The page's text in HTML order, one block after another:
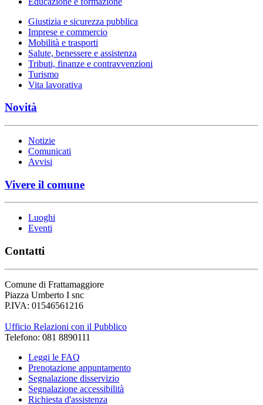
Giustizia e sicurezza pubblica
Imprese e commercio
Mobilità e trasporti
Salute, benessere e assistenza
Tributi, finanze e contravvenzioni
Turismo
Vita lavorativa
Novità
Notizie
Comunicati
Avvisi
Vivere il comune
Luoghi
Eventi
Contatti
Comune di Frattamaggiore
Piazza Umberto I snc
P.IVA: 01546561216
Ufficio Relazioni con il Pubblico
Telefono: 081 8890111
Leggi le FAQ
Prenotazione appuntamento
Segnalazione disservizio
Segnalazione accessibilità
Richiesta d'assistenza